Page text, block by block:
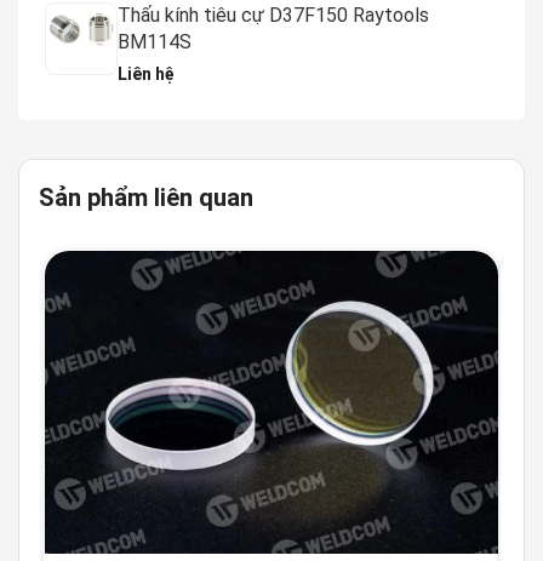
Thấu kính tiêu cự D37F150 Raytools
BM114S
Liên hệ
Sản phẩm liên quan